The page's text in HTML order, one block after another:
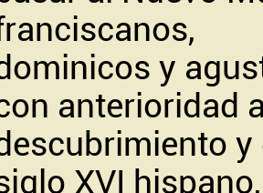
y
anterioridad
y
XVI hispano,